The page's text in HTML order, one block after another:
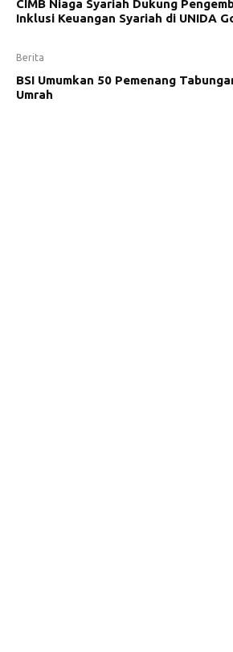
CIMB Niaga Syariah Dukung
Inklusi Keuangan Syariah di UNIDA
Berita
BSI Umumkan 50 Pemenang
Umrah